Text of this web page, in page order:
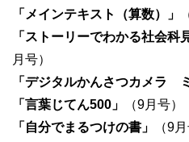
「メインテキスト（算数）」
「ストーリーでわかる社会科
月号）
「デジタルかんさつカメラ
「言葉じてん500」
（9月号）
「自分でまるつけの書」
（9月